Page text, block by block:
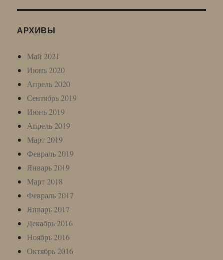
АРХИВЫ
Май 2021
Июнь 2020
Апрель 2020
Сентябрь 2019
Июнь 2019
Апрель 2019
Март 2019
Февраль 2019
Январь 2019
Март 2018
Февраль 2017
Январь 2017
Декабрь 2016
Ноябрь 2016
Октябрь 2016